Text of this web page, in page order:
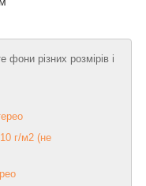
фони різних розмірів і
г/м2 (не